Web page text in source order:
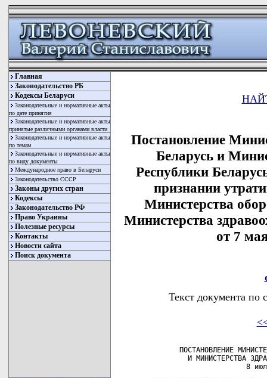
Главная
Законодательство РБ
Кодексы Беларуси
Законодательные и нормативные акты
по дате принятия
Законодательные и нормативные акты
принятые различными органами власти
Законодательные и нормативные акты
по темам
Законодательные и нормативные акты
по виду документы
Международное право в Беларуси
Законодательство СССР
Законы других стран
Кодексы
Законодательство РФ
Право Украины
Полезные ресурсы
Контакты
Новости сайта
Поиск документа
Постановление
Беларусь и
Республики
признании
Министерства
Министерства
от 7
Текст документа по
ПОСТАНОВЛЕНИЕ
И МИНИСТЕРСТВА
8